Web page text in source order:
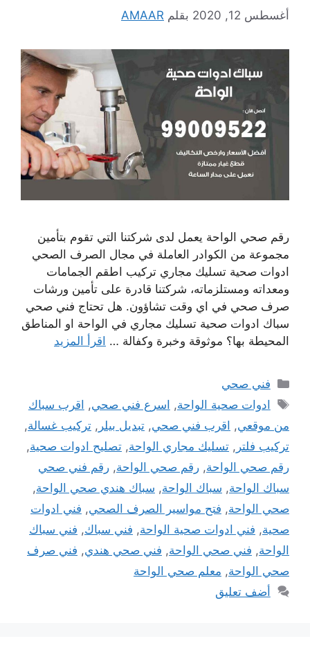
أغسطس 12, 2020 بقلم AMAAR
رقم صحي الواحة يعمل لدى شركتنا التي تقوم بتأمين
مجموعة من الكوادر العاملة في مجال الصرف الصحي
ادوات صحية تسليك مجاري تركيب اطقم الجمامات
ومعداته ومستلزماته، شركتنا قادرة على تأمين ورشات
صرف صحي في اي وقت تشاؤون. هل تحتاج فني صحي
سباك ادوات صحية تسليك مجاري في الواحة او المناطق
المحيطة بها؟ موثوقة وخبرة وكفالة … اقرأ المزيد
التصنيفات
فني صحي
الوسوم
ادوات صحية الواحة, اسرع فني صحي, اقرب سباك
من موقعي, اقرب فني صحي, تبديل بيلر , تركيب غسالة,
تركيب فلتر , تسليك مجاري الواحة, تصليح ادوات صحية,
رقم صحي الواحة, رقم صحي الواحة, رقم فني صحي
سباك الواحة, سباك الواحة, سباك هندي صحي الواحة,
صحي الواحة, فتح مواسير الصرف الصحي, فني ادوات
صحية, فني ادوات صحية الواحة, فني سباك, فني سباك
الواحة, فني صحي الواحة, فني صحي هندي, فني صرف
صحي الواحة, معلم صحي الواحة
أضف تعليق